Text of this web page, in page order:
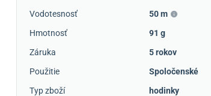
Vodotesnosť
50 m
Hmotnosť
91 g
Záruka
5 rokov
Použitie
Spoločenské
Typ zboží
hodinky